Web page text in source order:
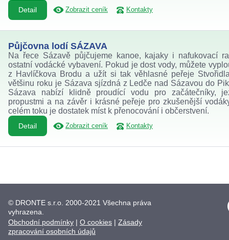
Detail Zobrazit ceník Kontakty
Půjčovna lodí SÁZAVA
Na řece Sázavě půjčujeme kanoe, kajaky i nafukovací
ostatní vodácké vybavení. Pokud je dost vody, můžete
z Havlíčkova Brodu a užít si tak věhlasné peřeje
většinu roku je Sázava sjízdná z Ledče nad Sázavou do
Sázava nabízí klidně proudící vodu pro začátečníky,
propustmi a na závěr i krásné peřeje pro zkušenější
celém toku je dostatek míst k přenocování i občerstvení.
Detail Zobrazit ceník Kontakty
© DRONTE s.r.o. 2000-2021 Všechna práva
vyhrazena.
Obchodní podmínky | O cookies | Zásady
zpracování osobních údajů